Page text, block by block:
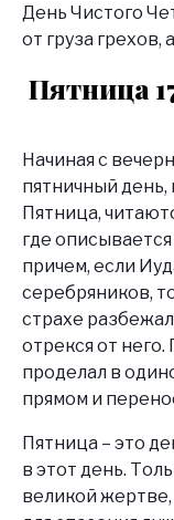
День Чистого
от груза грехов,
Пятница
Начиная с
пятничный день,
Пятница,
где
причем, если
серебряников,
страхе
отрекся от него.
проделал в
прямом и
Пятница – это
в этот день.
великой